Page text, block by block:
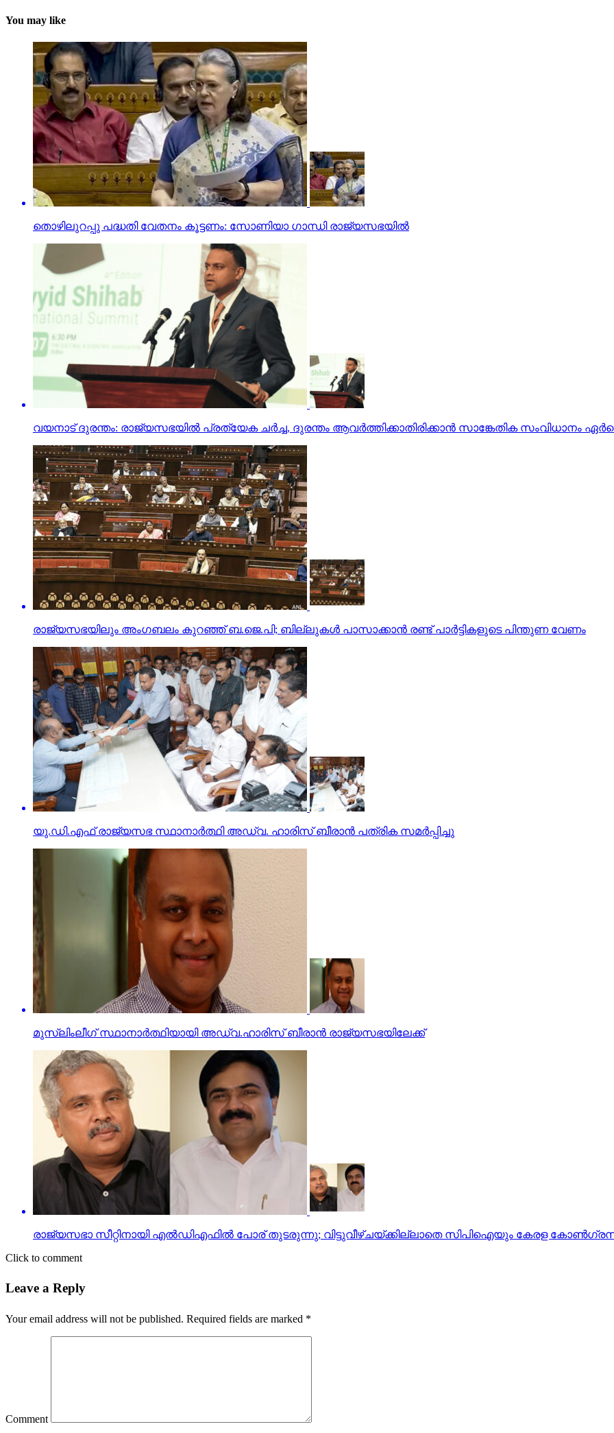
You may like
തൊഴിലുറപ്പു പദ്ധതി വേതനം കൂട്ടണം: സോണിയാ ഗാന്ധി രാജ്യസഭയില്‍
വയനാട് ദുരന്തം: രാജ്യസഭയില്‍ പ്രത്യേക ചര്‍ച്ച, ദുരന്തം ആവര്‍ത്തിക്കാതിരിക്കാന്‍ സാങ്കേതിക സംവിധാനം
രാജ്യസഭയിലും അംഗബലം കുറഞ്ഞ് ബ.ജെ.പി; ബില്ലുകള്‍ പാസാക്കാന്‍ രണ്ട് പാര്‍ട്ടികളുടെ പിന്തുണ വേണം
യു.ഡി.എഫ് രാജ്യസഭ സ്ഥാനാര്‍ത്ഥി അഡ്വ. ഹാരിസ് ബീരാന്‍ പത്രിക സമര്‍പ്പിച്ചു
മുസ്‌ലിംലീഗ് സ്ഥാനാര്‍ത്ഥിയായി അഡ്വ.ഹാരിസ് ബീരാന്‍ രാജ്യസഭയിലേക്ക്
രാജ്യസഭാ സീറ്റിനായി എല്‍ഡിഎഫില്‍ പോര് തുടരുന്നു; വിട്ടുവീഴ്ചയ്ക്കില്ലാതെ സിപിഐയും കേരള
Click to comment
Leave a Reply
Your email address will not be published. Required fields are marked *
Comment